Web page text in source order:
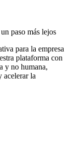
paso más lejos
para la empresa
plataforma con
y no humana,
acelerar la